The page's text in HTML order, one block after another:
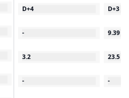
D+4
-
3.2
-
D+3
9.39
23.5
-